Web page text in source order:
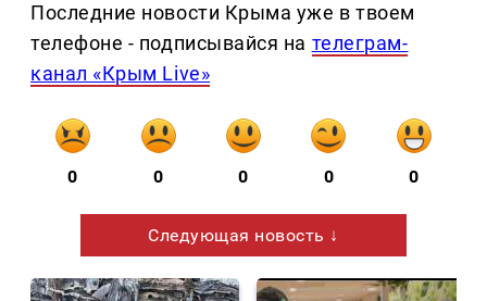
Последние новости Крыма уже в твоем
телефоне - подписывайся на телеграм-
канал «Крым Live»
0 0 0 0 0
Следующая новость ↓